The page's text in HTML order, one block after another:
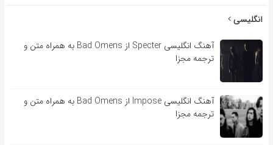
انگلیسی
آهنگ انگلیسی Specter از Bad Omens به همراه متن و
ترجمه مجزا
آهنگ انگلیسی Impose از Bad Omens به همراه متن و
ترجمه مجزا